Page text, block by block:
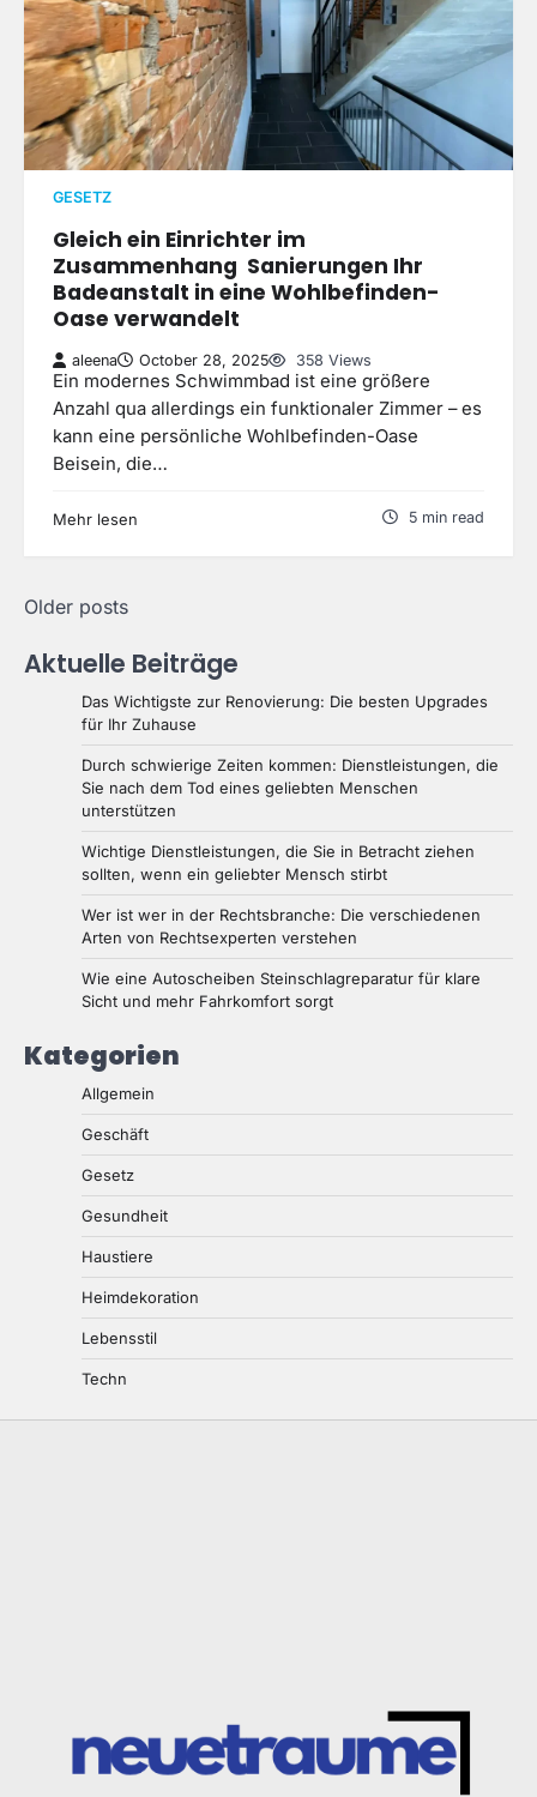
GESETZ
Gleich ein Einrichter im
Zusammenhang Sanierungen Ihr
Badeanstalt in eine Wohlbefinden-
Oase verwandelt
aleena October 28, 2025 358 Views
Ein modernes Schwimmbad ist eine größere
Anzahl qua allerdings ein funktionaler Zimmer – es
kann eine persönliche Wohlbefinden-Oase
Beisein, die…
Mehr lesen 5 min read
Posts
navigation
Older posts
Aktuelle Beiträge
Das Wichtigste zur Renovierung: Die besten Upgrades
für Ihr Zuhause
Durch schwierige Zeiten kommen: Dienstleistungen, die
Sie nach dem Tod eines geliebten Menschen
unterstützen
Wichtige Dienstleistungen, die Sie in Betracht ziehen
sollten, wenn ein geliebter Mensch stirbt
Wer ist wer in der Rechtsbranche: Die verschiedenen
Arten von Rechtsexperten verstehen
Wie eine Autoscheiben Steinschlagreparatur für klare
Sicht und mehr Fahrkomfort sorgt
Kategorien
Allgemein
Geschäft
Gesetz
Gesundheit
Haustiere
Heimdekoration
Lebensstil
Techn
geliebter Mensch stirbt
Sicht und mehr Fahrkomfort sorgt
germdbt June 9, 2026